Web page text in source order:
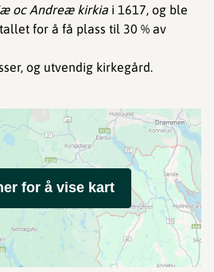
oc Andreæ kirkia i 1617, og ble
for å få plass til 30 % av
og utvendig kirkegård.
for å vise kart